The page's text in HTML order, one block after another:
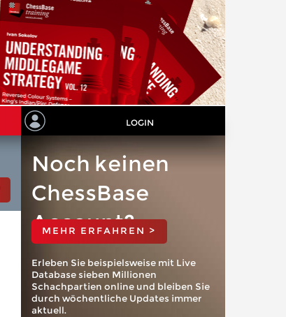
LOGIN
Noch keinen
ChessBase
Account?
MEHR ERFAHREN >
Erleben Sie beispielsweise mit Live
Database sieben Millionen
Schachpartien online und bleiben Sie
durch wöchentliche Updates immer
aktuell.